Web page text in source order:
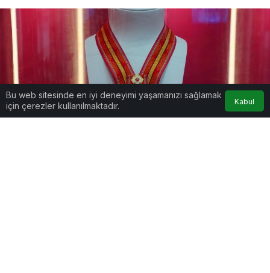
Bu web sitesinde en iyi deneyimi yaşamanızı sağlamak
için çerezler kullanılmaktadır.
Kabul